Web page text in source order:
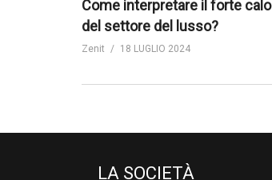
Come interpretare il forte calo
del settore del lusso?
Zenit 18 LUGLIO 2024
LA SOCIETÀ